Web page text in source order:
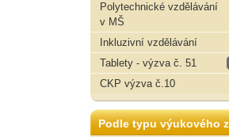
Polytechnické vzdělávání
v MŠ
Inkluzivní vzdělávání
Tablety - výzva č. 51
CKP výzva č.10
Podle typu výukového